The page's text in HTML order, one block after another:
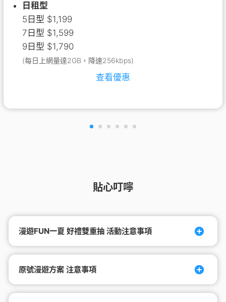
日租型
5日型 $1,199
7日型 $1,599
9日型 $1,790
(每日上網量達2GB，降速256kbps)
查看優惠
貼心叮嚀
漫遊FUN一夏 好禮雙重抽 活動注意事項
原號漫遊方案 注意事項